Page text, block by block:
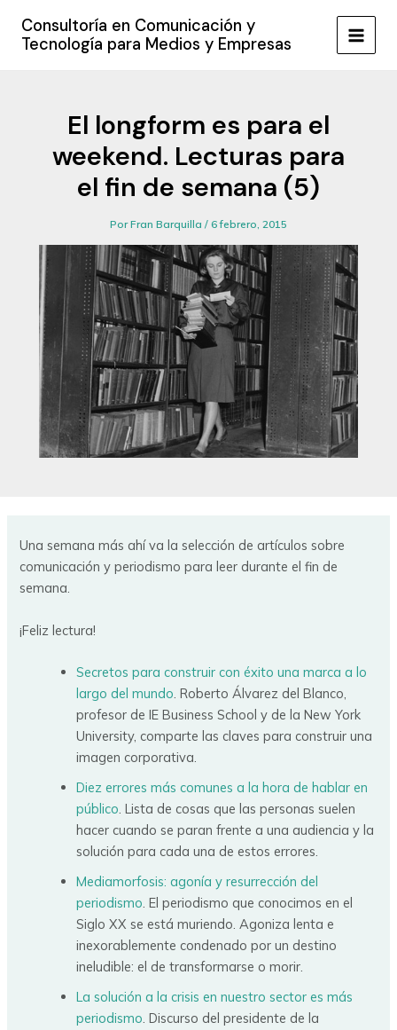
contenido
Consultoría en Comunicación y
Tecnología para Medios y Empresas
MAIN
El longform es para el
weekend. Lecturas para
el fin de semana (5)
PorFran Barquilla / 6 febrero, 2015
Una semana más ahí va la selección de artículos sobre
comunicación y periodismo para leer durante el fin de
semana.
¡Feliz lectura!
Secretos para construir con éxito una marca a lo
largo del mundo. Roberto Álvarez del Blanco,
profesor de IE Business School y de la New York
University, comparte las claves para construir una
imagen corporativa.
Diez errores más comunes a la hora de hablar en
público. Lista de cosas que las personas suelen
hacer cuando se paran frente a una audiencia y la
solución para cada una de estos errores.
Mediamorfosis: agonía y resurrección del
periodismo. El periodismo que conocimos en el
Siglo XX se está muriendo. Agoniza lenta e
inexorablemente condenado por un destino
ineludible: el de transformarse o morir.
La solución a la crisis en nuestro sector es más
periodismo. Discurso del presidente de la